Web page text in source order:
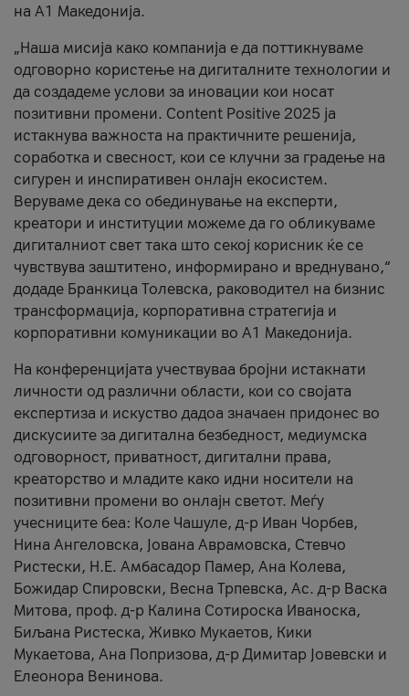
на А1 Македонија.
„Наша мисија како компанија е да поттикнуваме
одговорно користење на дигиталните технологии и
да создадеме услови за иновации кои носат
позитивни промени. Content Positive 2025 ја
истакнува важноста на практичните решенија,
соработка и свесност, кои се клучни за градење на
сигурен и инспиративен онлајн екосистем.
Веруваме дека со обединување на експерти,
креатори и институции можеме да го обликуваме
дигиталниот свет така што секој корисник ќе се
чувствува заштитено, информирано и вреднувано,“
додаде Бранкица Толевска, раководител на бизнис
трансформација, корпоративна стратегија и
корпоративни комуникации во А1 Македонија.
На конференцијата учествуваа бројни истакнати
личности од различни области, кои со својата
експертиза и искуство дадоа значаен придонес во
дискусиите за дигитална безбедност, медиумска
одговорност, приватност, дигитални права,
креаторство и младите како идни носители на
позитивни промени во онлајн светот. Меѓу
учесниците беа: Коле Чашуле, д-р Иван Чорбев,
Нина Ангеловска, Јована Аврамовска, Стевчо
Ристески, Н.Е. Амбасадор Памер, Ана Колева,
Божидар Спировски, Весна Трпевска, Ас. д-р Васка
Митова, проф. д-р Калина Сотироска Иваноска,
Биљана Ристеска, Живко Мукаетов, Кики
Мукаетова, Ана Попризова, д-р Димитар Јовевски и
Елеонора Венинова.